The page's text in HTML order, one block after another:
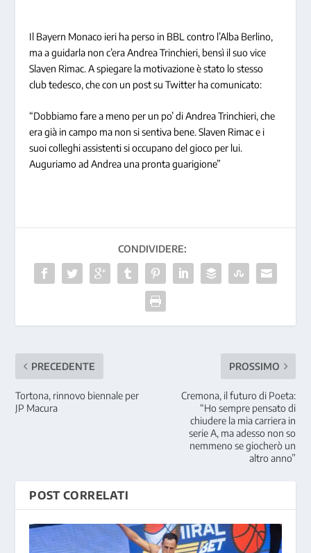
Il Bayern Monaco ieri ha perso in BBL contro l’Alba Berlino,
ma a guidarla non c’era Andrea Trinchieri, bensì il suo vice
Slaven Rimac. A spiegare la motivazione è stato lo stesso
club tedesco, che con un post su Twitter ha comunicato:
“Dobbiamo fare a meno per un po’ di Andrea Trinchieri, che
era già in campo ma non si sentiva bene. Slaven Rimac e i
suoi colleghi assistenti si occupano del gioco per lui.
Auguriamo ad Andrea una pronta guarigione”
CONDIVIDERE:
PRECEDENTE
Tortona, rinnovo biennale per
JP Macura
PROSSIMO
Cremona, il futuro di Poeta:
“Ho sempre pensato di
chiudere la mia carriera in
serie A, ma adesso non so
nemmeno se giocherò un
altro anno”
POST CORRELATI